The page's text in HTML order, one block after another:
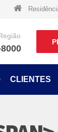
CLIENTES